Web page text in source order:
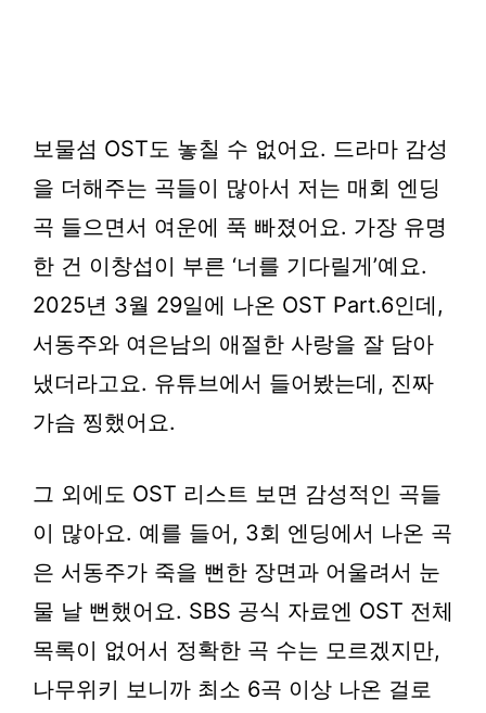
보물섬 OST도 놓칠 수 없어요. 드라마 감성
을 더해주는 곡들이 많아서 저는 매회 엔딩
곡 들으면서 여운에 푹 빠졌어요. 가장 유명
한 건 이창섭이 부른 ‘너를 기다릴게’예요.
2025년 3월 29일에 나온 OST Part.6인데,
서동주와 여은남의 애절한 사랑을 잘 담아
냈더라고요. 유튜브에서 들어봤는데, 진짜
가슴 찡했어요.
그 외에도 OST 리스트 보면 감성적인 곡들
이 많아요. 예를 들어, 3회 엔딩에서 나온 곡
은 서동주가 죽을 뻔한 장면과 어울려서 눈
물 날 뻔했어요. SBS 공식 자료엔 OST 전체
목록이 없어서 정확한 곡 수는 모르겠지만,
나무위키 보니까 최소 6곡 이상 나온 걸로